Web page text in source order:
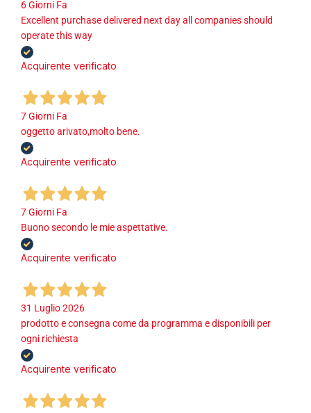
6 Giorni Fa
Excellent purchase delivered next day all companies should
operate this way
Acquirente verificato
7 Giorni Fa
oggetto arivato,molto bene.
Acquirente verificato
7 Giorni Fa
Buono secondo le mie aspettative.
Acquirente verificato
31 Luglio 2026
prodotto e consegna come da programma e disponibili per
ogni richiesta
Acquirente verificato